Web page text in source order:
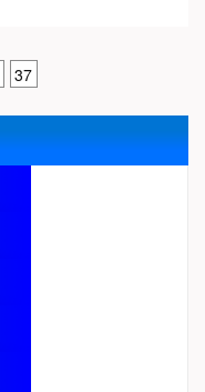
37